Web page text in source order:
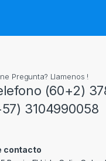
Pregunta? Llamenos !
(60+2)
3104990058
contacto